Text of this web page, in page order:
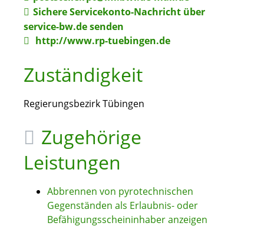
Sichere Servicekonto-Nachricht über
service-bw.de senden
http://www.rp-tuebingen.de
Zuständigkeit
Regierungsbezirk Tübingen
Zugehörige
Leistungen
Abbrennen von pyrotechnischen
Gegenständen als Erlaubnis- oder
Befähigungsscheininhaber anzeigen